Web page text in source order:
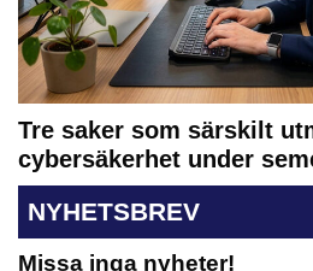
Tre saker som särskilt
cybersäkerhet under
NYHETSBREV
Missa inga nyheter!